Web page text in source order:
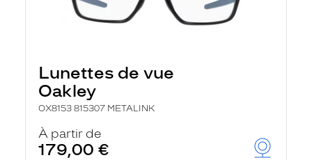
Lunettes de vue
Oakley
OX8153 815307 METALINK
À partir de
179,00 €